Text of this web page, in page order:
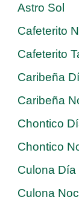
Astro Sol
Cafeterito
Cafeterito
Caribeña
Caribeña
Chontico
Chontico
Culona Día
Culona